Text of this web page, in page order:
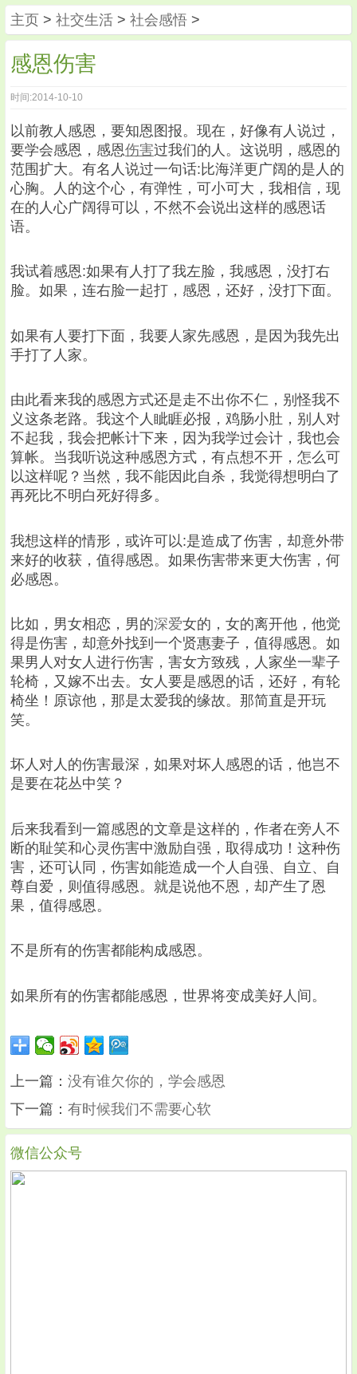
主页 > 社交生活 > 社会感悟 >
感恩伤害
时间:2014-10-10
以前教人感恩，要知恩图报。现在，好像有人说过，
要学会感恩，感恩伤害过我们的人。这说明，感恩的
范围扩大。有名人说过一句话:比海洋更广阔的是人的
心胸。人的这个心，有弹性，可小可大，我相信，现
在的人心广阔得可以，不然不会说出这样的感恩话
语。
我试着感恩:如果有人打了我左脸，我感恩，没打右
脸。如果，连右脸一起打，感恩，还好，没打下面。
如果有人要打下面，我要人家先感恩，是因为我先出
手打了人家。
由此看来我的感恩方式还是走不出你不仁，别怪我不
义这条老路。我这个人眦睚必报，鸡肠小肚，别人对
不起我，我会把帐计下来，因为我学过会计，我也会
算帐。当我听说这种感恩方式，有点想不开，怎么可
以这样呢？当然，我不能因此自杀，我觉得想明白了
再死比不明白死好得多。
我想这样的情形，或许可以:是造成了伤害，却意外带
来好的收获，值得感恩。如果伤害带来更大伤害，何
必感恩。
比如，男女相恋，男的深爱女的，女的离开他，他觉
得是伤害，却意外找到一个贤惠妻子，值得感恩。如
果男人对女人进行伤害，害女方致残，人家坐一辈子
轮椅，又嫁不出去。女人要是感恩的话，还好，有轮
椅坐！原谅他，那是太爱我的缘故。那简直是开玩
笑。
坏人对人的伤害最深，如果对坏人感恩的话，他岂不
是要在花丛中笑？
后来我看到一篇感恩的文章是这样的，作者在旁人不
断的耻笑和心灵伤害中激励自强，取得成功！这种伤
害，还可认同，伤害如能造成一个人自强、自立、自
尊自爱，则值得感恩。就是说他不恩，却产生了恩
果，值得感恩。
不是所有的伤害都能构成感恩。
如果所有的伤害都能感恩，世界将变成美好人间。
上一篇： 没有谁欠你的，学会感恩
下一篇： 有时候我们不需要心软
微信公众号